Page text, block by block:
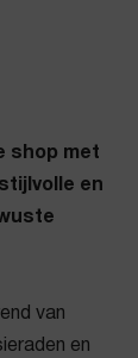
shop met
en
van
en